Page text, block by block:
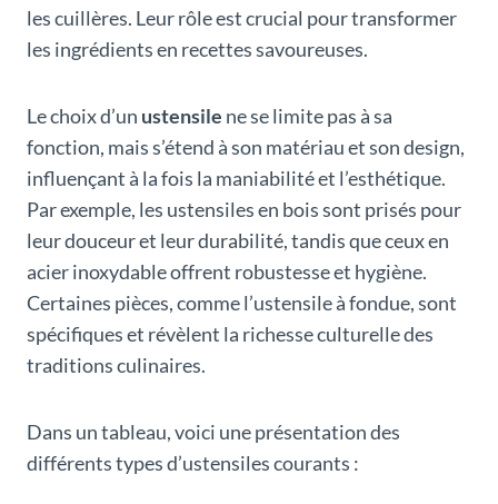
les cuillères. Leur rôle est crucial pour transformer
les ingrédients en recettes savoureuses.
Le choix d’un ustensile ne se limite pas à sa
fonction, mais s’étend à son matériau et son design,
influençant à la fois la maniabilité et l’esthétique.
Par exemple, les ustensiles en bois sont prisés pour
leur douceur et leur durabilité, tandis que ceux en
acier inoxydable offrent robustesse et hygiène.
Certaines pièces, comme l’ustensile à fondue, sont
spécifiques et révèlent la richesse culturelle des
traditions culinaires.
Dans un tableau, voici une présentation des
différents types d’ustensiles courants :